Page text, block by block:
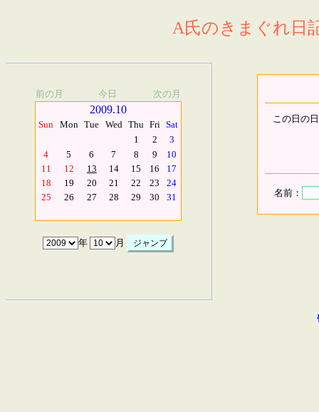
A氏のきまぐれ日
前の月 今日 次の月
2009.10
Sun Mon Tue Wed Thu Fri Sat
1
2
3
4
5 6 7 8 9
10
11
12 13 14 15 16
17
18
19 20 21 22 23
24
25
26 27 28 29 30 31
年 月
この日の
名前：